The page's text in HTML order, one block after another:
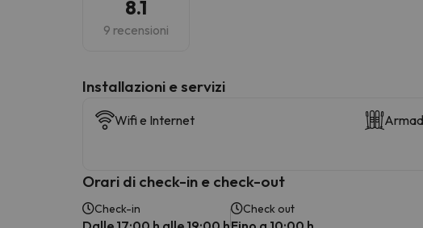
8.1
9 recensioni
Installazioni e servizi
Wifi e Internet
Orari di check-in e check-out
Check-in Check out